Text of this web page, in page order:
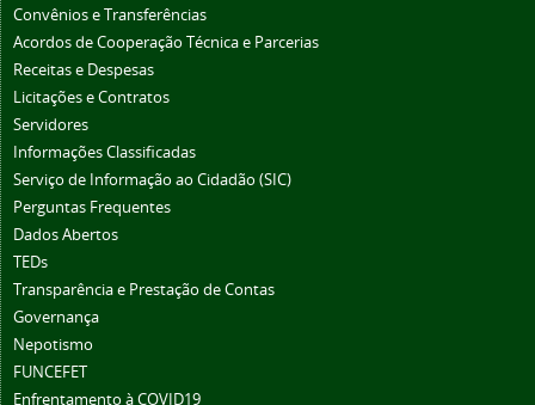
Convênios e Transferências
Acordos de Cooperação Técnica e Parcerias
Receitas e Despesas
Licitações e Contratos
Servidores
Informações Classificadas
Serviço de Informação ao Cidadão (SIC)
Perguntas Frequentes
Dados Abertos
TEDs
Transparência e Prestação de Contas
Governança
Nepotismo
FUNCEFET
Enfrentamento à COVID19